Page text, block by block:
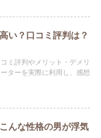
い？口コミ評判は？
ミ評判やメリット・デメリ
ターを実際に利用し、感想
んな性格の男が浮気